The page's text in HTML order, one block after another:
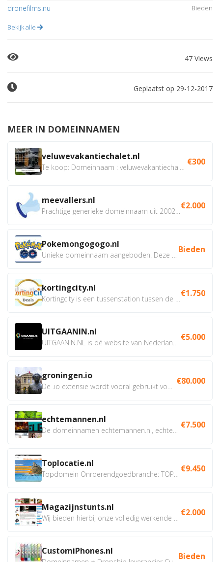
dronefilms.nu Bieden
Bekijk alle
47 Views
Geplaatst op 29-12-2017
MEER IN DOMEINNAMEN
veluwevakantiechalet.nl €300
meevallers.nl €2.000
Pokemongogogo.nl Bieden
kortingcity.nl €1.750
UITGAANIN.nl €5.000
groningen.io €80.000
echtemannen.nl €7.500
Toplocatie.nl €9.450
Magazijnstunts.nl €2.000
CustomiPhones.nl Bieden